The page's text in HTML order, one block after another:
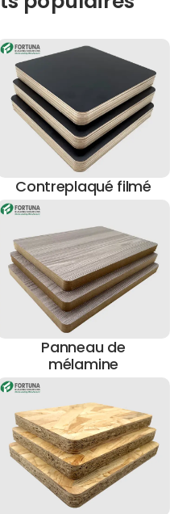
Contreplaqué filmé
Panneau de
mélamine